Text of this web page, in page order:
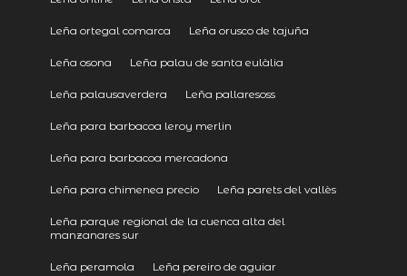
Leña ortegal comarca Leña orusco de tajuña
Leña osona Leña palau de santa eulàlia
Leña palausaverdera Leña pallaresoss
Leña para barbacoa leroy merlin
Leña para barbacoa mercadona
Leña para chimenea precio Leña parets del vallès
Leña parque regional de la cuenca alta del
manzanares sur
Leña peramola Leña pereiro de aguiar